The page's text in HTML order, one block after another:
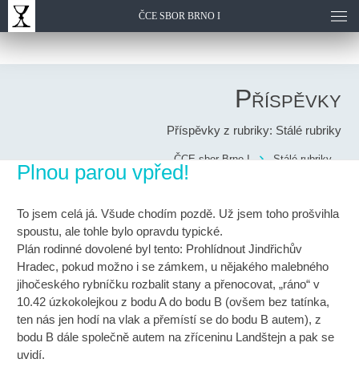
ČCE SBOR BRNO I
Příspěvky
Příspěvky z rubriky: Stálé rubriky
ČCE sbor Brno I Stálé rubriky
Plnou parou vpřed!
To jsem celá já. Všude chodím pozdě. Už jsem toho prošvihla
spoustu, ale tohle bylo opravdu typické.
Plán rodinné dovolené byl tento: Prohlídnout Jindřichův
Hradec, pokud možno i se zámkem, u nějakého malebného
jihočeského rybníčku rozbalit stany a přenocovat, „ráno“ v
10.42 úzkokolejkou z bodu A do bodu B (ovšem bez tatínka,
ten nás jen hodí na vlak a přemístí se do bodu B autem), z
bodu B dále společně autem na zříceninu Landštejn a pak se
uvidí.